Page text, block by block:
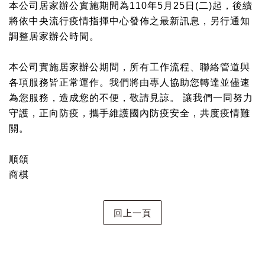
本公司居家辦公實施期間為110年5 月 25 日 (二)起 ，後續
將依中央流行疫情指揮中心發佈之最新訊息，另行通知
調整居家辦公時間。
本公司實施居家辦公期間，所有工作流程、聯絡管道與
各項服務皆正常運作。 我們將由專人協助您轉達並儘速
為您服務，造成您的不便，敬請見諒。 讓我們一同努力
守護，正向防疫，攜手維護國內防疫安全，共度疫情難
關。
順頌
商棋